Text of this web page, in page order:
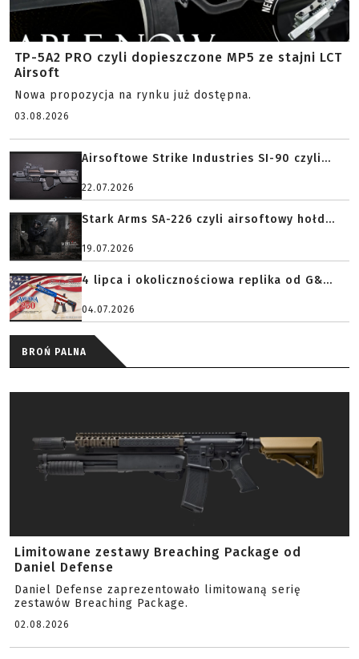
TP-5A2 PRO czyli dopieszczone MP5 ze stajni LCT
Airsoft
Nowa propozycja na rynku już dostępna.
03.08.2026
Airsoftowe Strike Industries SI-90 czyli...
22.07.2026
Stark Arms SA-226 czyli airsoftowy hołd...
19.07.2026
4 lipca i okolicznościowa replika od G&...
04.07.2026
BROŃ PALNA
Limitowane zestawy Breaching Package od
Daniel Defense
Daniel Defense zaprezentowało limitowaną serię
zestawów Breaching Package.
02.08.2026